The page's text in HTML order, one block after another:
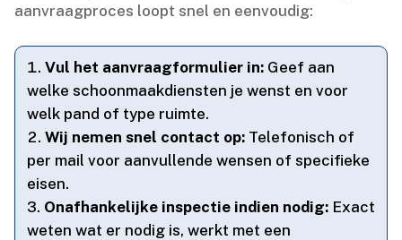
aanvraagproces loopt snel en eenvoudig:
Vul het aanvraagformulier in: Geef aan
welke schoonmaakdiensten je wenst en voor
welk pand of type ruimte.​
Wij nemen snel contact op: Telefonisch of
per mail voor aanvullende wensen of specifieke
eisen.​
Onafhankelijke inspectie indien nodig: Exact
weten wat er nodig is, werkt met een